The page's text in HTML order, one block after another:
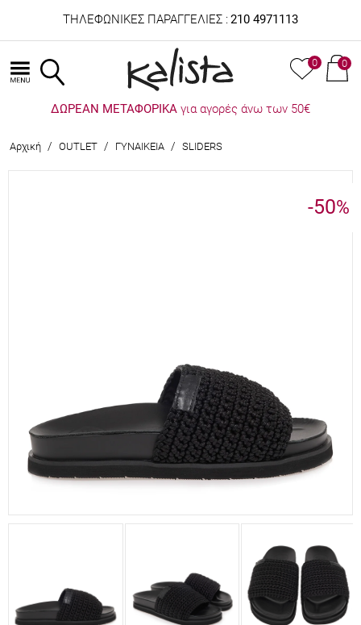
ΤΗΛΕΦΩΝΙΚΕΣ ΠΑΡΑΓΓΕΛΙΕΣ : 210 4971113
0 0
ΔΩΡΕΑΝ ΜΕΤΑΦΟΡΙΚΑ για αγορές άνω των 50€
Αρχική / OUTLET / ΓΥΝΑΙΚΕΙΑ / SLIDERS
-50%